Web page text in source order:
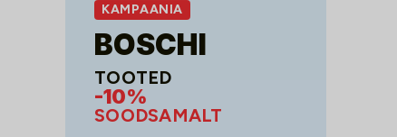
KAMPAANIA
BOSCHI
TOOTED
-10%
SOODSAMALT